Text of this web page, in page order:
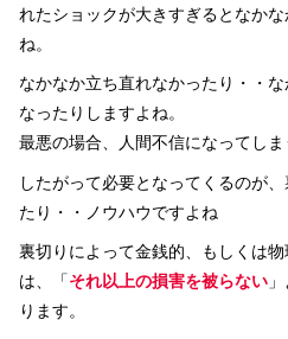
れたショックが大きすぎるとなか
ね。
なかなか立ち直れなかったり・・
なったりしますよね。
最悪の場合、人間不信になってしま
したがって必要となってくるのが
たり・・ノウハウですよね
裏切りによって金銭的、もしくは
は、「それ以上の損害を被らない
ります。